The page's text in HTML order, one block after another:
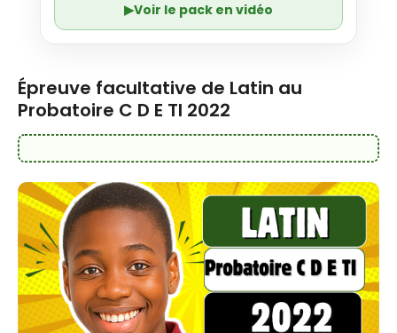
▶Voir le pack en vidéo
Épreuve facultative de Latin au
Probatoire C D E TI 2022